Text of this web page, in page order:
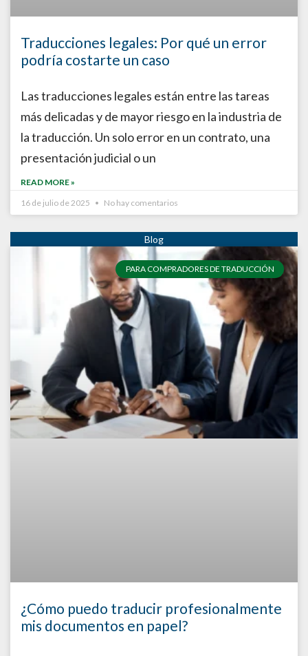
Traducciones legales: Por qué un error
podría costarte un caso
Las traducciones legales están entre las tareas
más delicadas y de mayor riesgo en la industria de
la traducción. Un solo error en un contrato, una
presentación judicial o un
READ MORE »
16 de julio de 2025
No hay comentarios
PARA COMPRADORES DE TRADUCCIÓN
¿Cómo puedo traducir profesionalmente
mis documentos en papel?